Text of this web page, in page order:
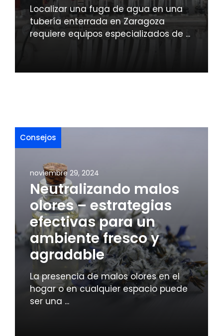
Localizar una fuga de agua en una
tubería enterrada en Zaragoza
requiere equipos especializados de ...
Consejos
noviembre 29, 2024
Neutralizando malos
olores – estrategias
efectivas para un
ambiente fresco y
agradable
La presencia de malos olores en el
hogar o en cualquier espacio puede
ser una ...